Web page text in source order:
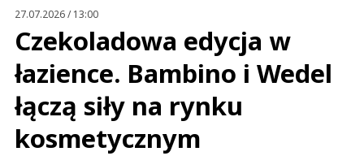
27.07.2026 / 13:00
Czekoladowa edycja w
łazience. Bambino i Wedel
łączą siły na rynku
kosmetycznym